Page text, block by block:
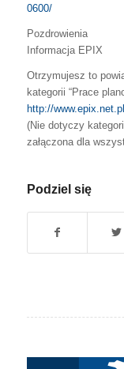
0600/
Pozdrowienia
Informacja EPIX
Otrzymujesz to
kategorii “Prace
http://
(Nie dotyczy
załączona dla
Podziel się